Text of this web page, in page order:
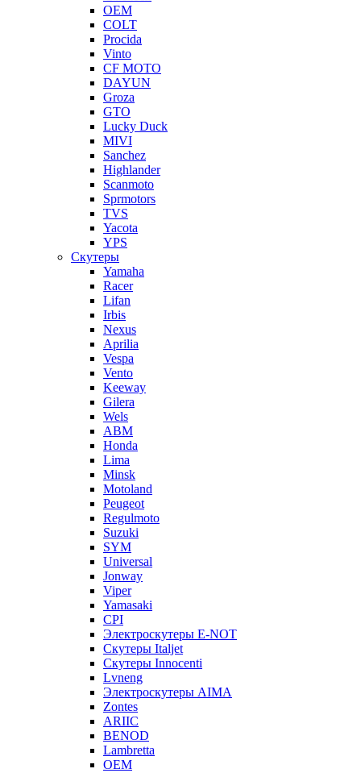
OEM
COLT
Procida
Vinto
CF MOTO
DAYUN
Groza
GTO
Lucky Duck
MIVI
Sanchez
Highlander
Scanmoto
Sprmotors
TVS
Yacota
YPS
Скутеры
Yamaha
Racer
Lifan
Irbis
Nexus
Aprilia
Vespa
Vento
Keeway
Gilera
Wels
ABM
Honda
Lima
Minsk
Motoland
Peugeot
Regulmoto
Suzuki
SYM
Universal
Jonway
Viper
Yamasaki
CPI
Электроскутеры E-NOT
Скутеры Italjet
Скутеры Innocenti
Lvneng
Электроскутеры AIMA
Zontes
ARIIC
BENOD
Lambretta
OEM